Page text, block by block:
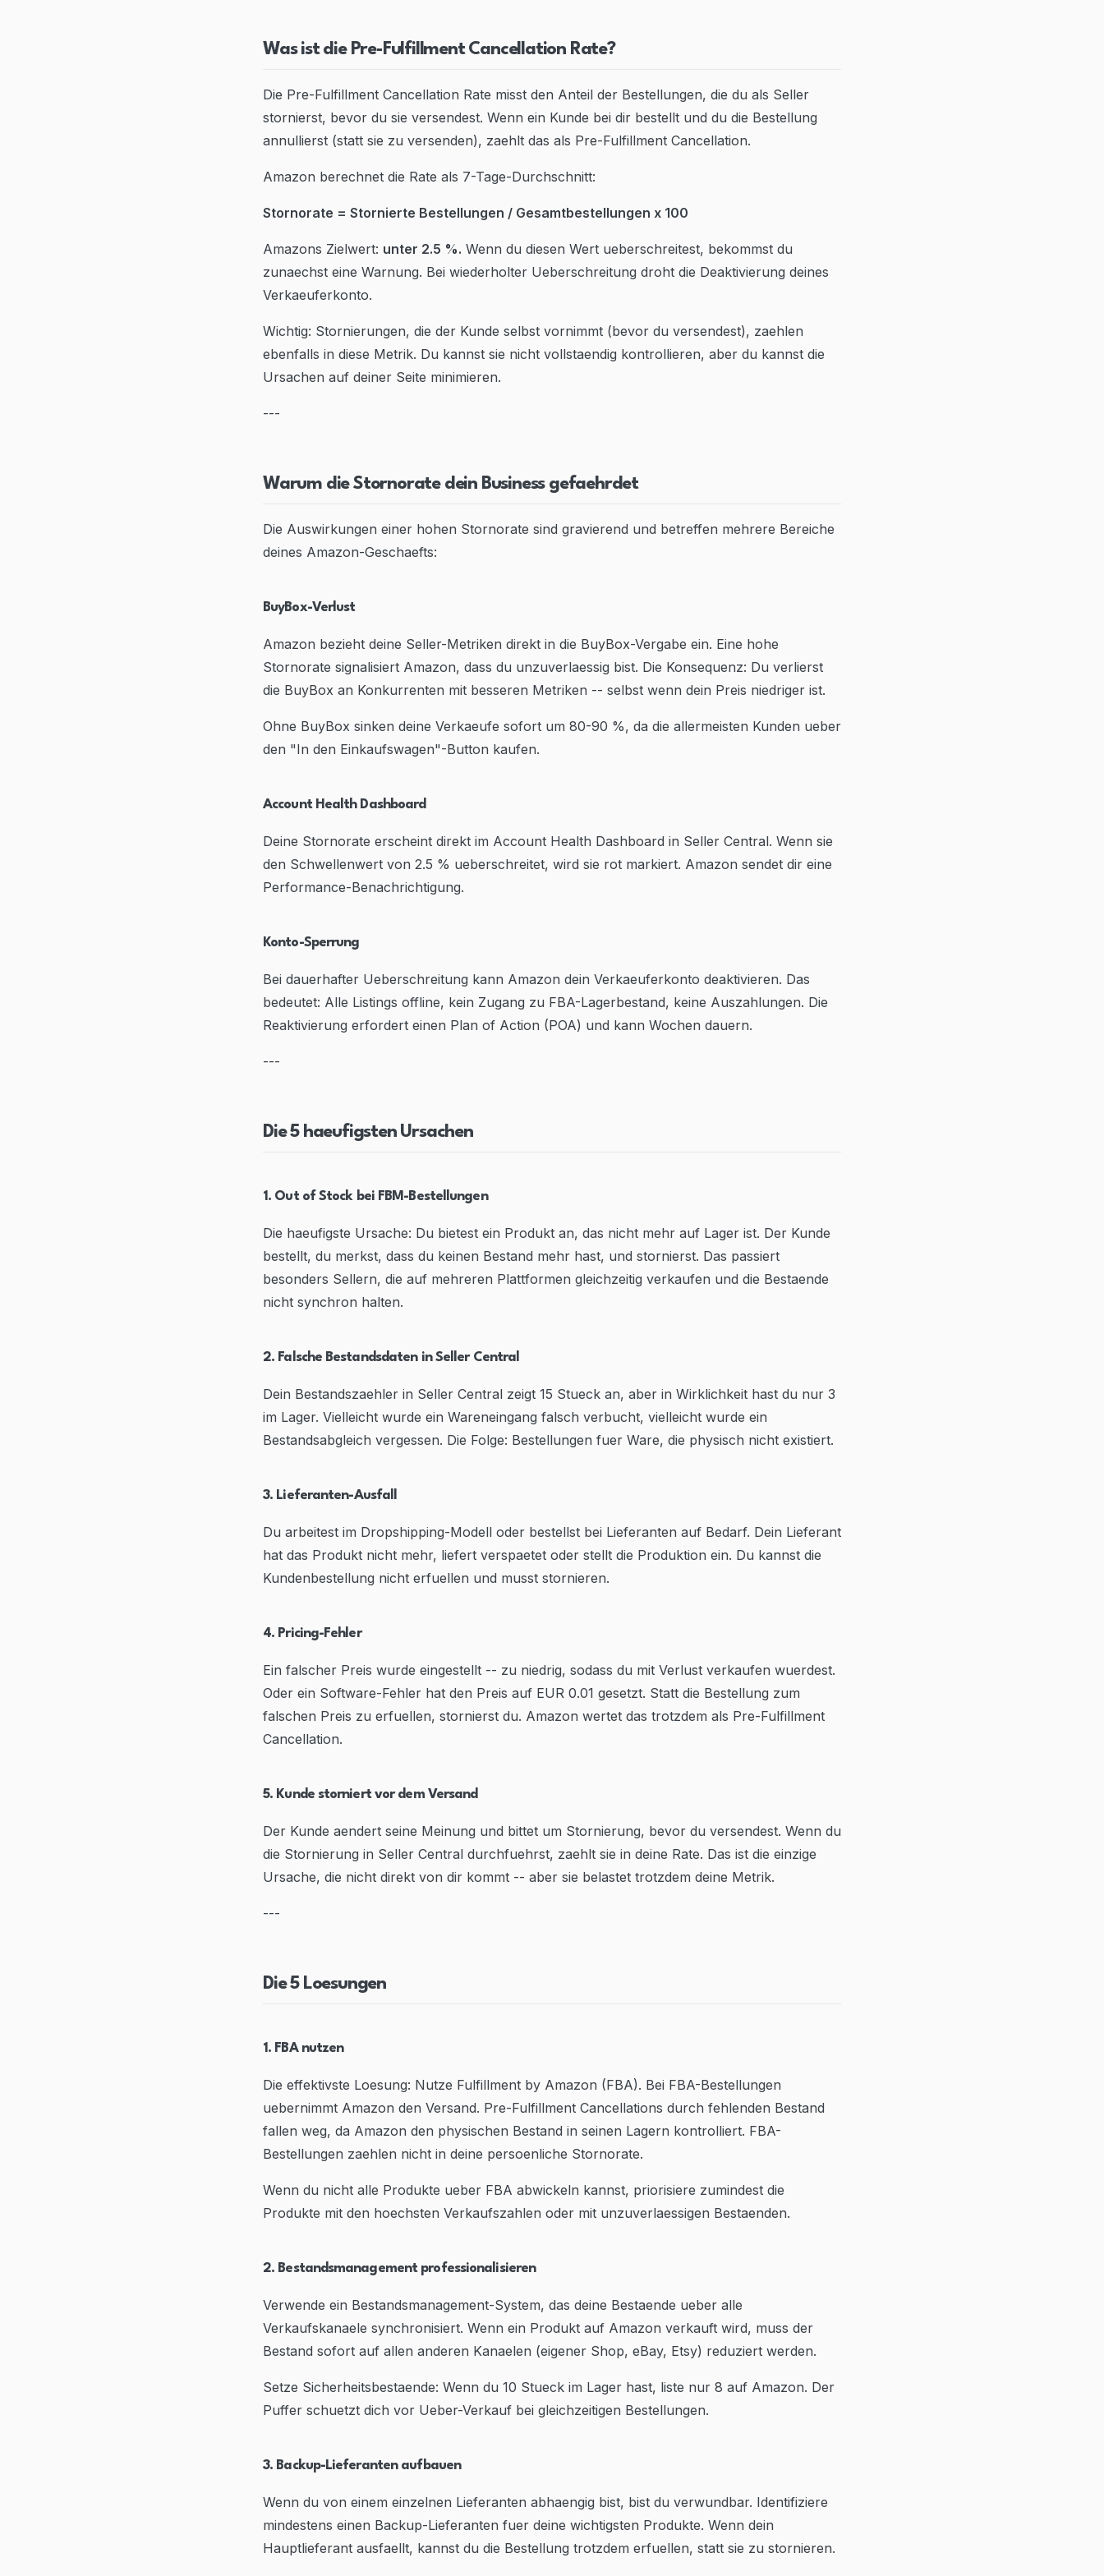
Was ist die Pre-Fulfillment Cancellation Rate?
Die Pre-Fulfillment Cancellation Rate misst den Anteil der Bestellungen, die du als Seller
stornierst, bevor du sie versendest. Wenn ein Kunde bei dir bestellt und du die Bestellung
annullierst (statt sie zu versenden), zaehlt das als Pre-Fulfillment Cancellation.
Amazon berechnet die Rate als 7-Tage-Durchschnitt:
Stornorate = Stornierte Bestellungen / Gesamtbestellungen x 100
Amazons Zielwert: unter 2.5 %. Wenn du diesen Wert ueberschreitest, bekommst du
zunaechst eine Warnung. Bei wiederholter Ueberschreitung droht die Deaktivierung deines
Verkaeuferkonto.
Wichtig: Stornierungen, die der Kunde selbst vornimmt (bevor du versendest), zaehlen
ebenfalls in diese Metrik. Du kannst sie nicht vollstaendig kontrollieren, aber du kannst die
Ursachen auf deiner Seite minimieren.
---
Warum die Stornorate dein Business gefaehrdet
Die Auswirkungen einer hohen Stornorate sind gravierend und betreffen mehrere Bereiche
deines Amazon-Geschaefts:
BuyBox-Verlust
Amazon bezieht deine Seller-Metriken direkt in die BuyBox-Vergabe ein. Eine hohe
Stornorate signalisiert Amazon, dass du unzuverlaessig bist. Die Konsequenz: Du verlierst
die BuyBox an Konkurrenten mit besseren Metriken -- selbst wenn dein Preis niedriger ist.
Ohne BuyBox sinken deine Verkaeufe sofort um 80-90 %, da die allermeisten Kunden ueber
den "In den Einkaufswagen"-Button kaufen.
Account Health Dashboard
Deine Stornorate erscheint direkt im Account Health Dashboard in Seller Central. Wenn sie
den Schwellenwert von 2.5 % ueberschreitet, wird sie rot markiert. Amazon sendet dir eine
Performance-Benachrichtigung.
Konto-Sperrung
Bei dauerhafter Ueberschreitung kann Amazon dein Verkaeuferkonto deaktivieren. Das
bedeutet: Alle Listings offline, kein Zugang zu FBA-Lagerbestand, keine Auszahlungen. Die
Reaktivierung erfordert einen Plan of Action (POA) und kann Wochen dauern.
---
Die 5 haeufigsten Ursachen
1. Out of Stock bei FBM-Bestellungen
Die haeufigste Ursache: Du bietest ein Produkt an, das nicht mehr auf Lager ist. Der Kunde
bestellt, du merkst, dass du keinen Bestand mehr hast, und stornierst. Das passiert
besonders Sellern, die auf mehreren Plattformen gleichzeitig verkaufen und die Bestaende
nicht synchron halten.
2. Falsche Bestandsdaten in Seller Central
Dein Bestandszaehler in Seller Central zeigt 15 Stueck an, aber in Wirklichkeit hast du nur 3
im Lager. Vielleicht wurde ein Wareneingang falsch verbucht, vielleicht wurde ein
Bestandsabgleich vergessen. Die Folge: Bestellungen fuer Ware, die physisch nicht existiert.
3. Lieferanten-Ausfall
Du arbeitest im Dropshipping-Modell oder bestellst bei Lieferanten auf Bedarf. Dein Lieferant
hat das Produkt nicht mehr, liefert verspaetet oder stellt die Produktion ein. Du kannst die
Kundenbestellung nicht erfuellen und musst stornieren.
4. Pricing-Fehler
Ein falscher Preis wurde eingestellt -- zu niedrig, sodass du mit Verlust verkaufen wuerdest.
Oder ein Software-Fehler hat den Preis auf EUR 0.01 gesetzt. Statt die Bestellung zum
falschen Preis zu erfuellen, stornierst du. Amazon wertet das trotzdem als Pre-Fulfillment
Cancellation.
5. Kunde storniert vor dem Versand
Der Kunde aendert seine Meinung und bittet um Stornierung, bevor du versendest. Wenn du
die Stornierung in Seller Central durchfuehrst, zaehlt sie in deine Rate. Das ist die einzige
Ursache, die nicht direkt von dir kommt -- aber sie belastet trotzdem deine Metrik.
---
Die 5 Loesungen
1. FBA nutzen
Die effektivste Loesung: Nutze Fulfillment by Amazon (FBA). Bei FBA-Bestellungen
uebernimmt Amazon den Versand. Pre-Fulfillment Cancellations durch fehlenden Bestand
fallen weg, da Amazon den physischen Bestand in seinen Lagern kontrolliert. FBA-
Bestellungen zaehlen nicht in deine persoenliche Stornorate.
Wenn du nicht alle Produkte ueber FBA abwickeln kannst, priorisiere zumindest die
Produkte mit den hoechsten Verkaufszahlen oder mit unzuverlaessigen Bestaenden.
2. Bestandsmanagement professionalisieren
Verwende ein Bestandsmanagement-System, das deine Bestaende ueber alle
Verkaufskanaele synchronisiert. Wenn ein Produkt auf Amazon verkauft wird, muss der
Bestand sofort auf allen anderen Kanaelen (eigener Shop, eBay, Etsy) reduziert werden.
Setze Sicherheitsbestaende: Wenn du 10 Stueck im Lager hast, liste nur 8 auf Amazon. Der
Puffer schuetzt dich vor Ueber-Verkauf bei gleichzeitigen Bestellungen.
3. Backup-Lieferanten aufbauen
Wenn du von einem einzelnen Lieferanten abhaengig bist, bist du verwundbar. Identifiziere
mindestens einen Backup-Lieferanten fuer deine wichtigsten Produkte. Wenn dein
Hauptlieferant ausfaellt, kannst du die Bestellung trotzdem erfuellen, statt sie zu stornieren.